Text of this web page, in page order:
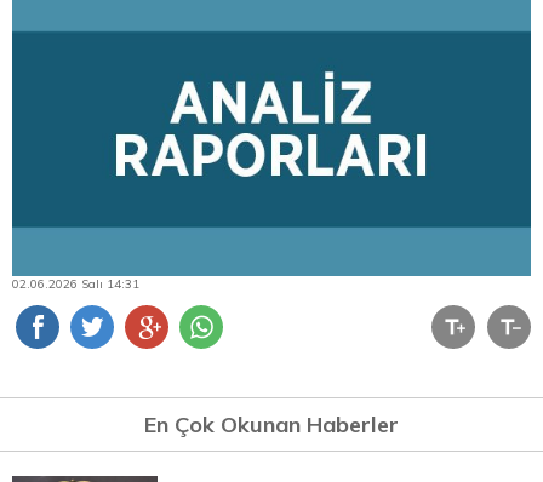
02.06.2026 Salı 14:31
En Çok Okunan Haberler